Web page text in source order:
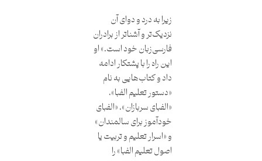
زیرا به درد و دوای آن
نزدیک‌تر و آشناتر از برادران
فارسی‌زبان خود است.» او
این راه را با پشتکار ادامه
داد و کتاب‌هایی به نام
«دستور تعلیم الفبا»،
«الفبای سربازان»، «الفبای
خودآموز برای سالمندان»
و «اسرار تعلیم و تربیت یا
اصول تعلیم الفبا» را